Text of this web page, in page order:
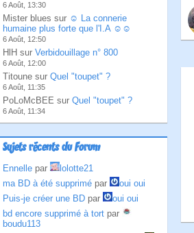
6 Août, 13:30
Mister blues sur ☺ La connerie
humaine plus forte que l'I.A ☺☺
6 Août, 12:50
HlH sur Verbidouillage n° 800
6 Août, 12:00
Titoune sur Quel "toupet" ?
6 Août, 11:35
PoLoMcBEE sur Quel "toupet" ?
6 Août, 11:34
Sujets récents du Forum
Ennelle par
lolotte21
ma BD à été supprimé par
oui oui
Puis-je créer une BD par
oui oui
bd encore supprimé à tort par
boudu113